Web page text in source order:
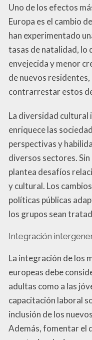
Uno de los efectos
Europa es el cambio
han experimentado
tasas de natalidad, lo
envejecida y menor
de nuevos
contrarrestar estos
La diversidad
enriquece las
perspectivas y
diversos sectores.
plantea desafíos
y cultural. Los
políticas públicas
los grupos sean
Integración
La integración de los
europeas debe
adultas como a las
capacitación laboral
inclusión de los
Además, fomentar el